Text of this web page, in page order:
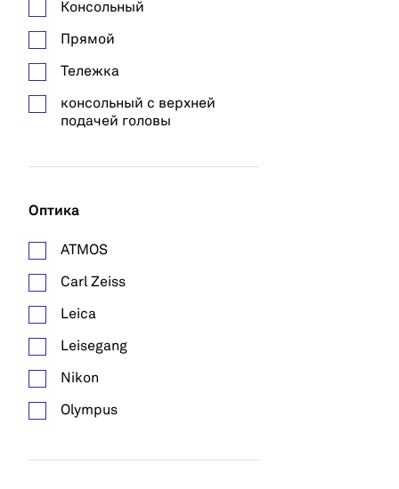
Консольный
Прямой
Тележка
консольный с верхней
подачей головы
Оптика
ATMOS
Carl Zeiss
Leica
Leisegang
Nikon
Olympus